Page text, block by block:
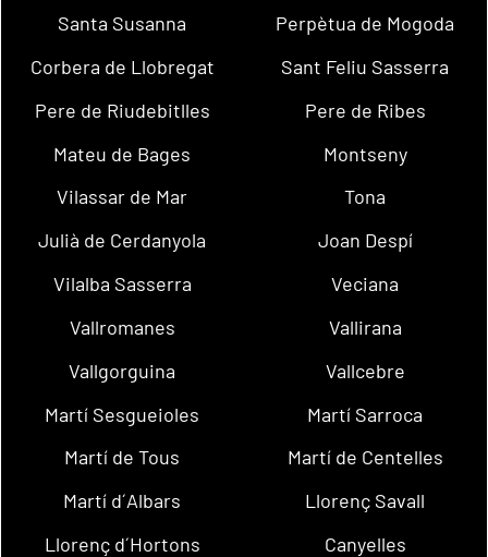
Santa Susanna
Perpètua de Mogoda
Corbera de Llobregat
Sant Feliu Sasserra
Pere de Riudebitlles
Pere de Ribes
Mateu de Bages
Montseny
Vilassar de Mar
Tona
Julià de Cerdanyola
Joan Despí
Vilalba Sasserra
Veciana
Vallromanes
Vallirana
Vallgorguina
Vallcebre
Martí Sesgueioles
Martí Sarroca
Martí de Tous
Martí de Centelles
Martí d´Albars
Llorenç Savall
Llorenç d´Hortons
Canyelles